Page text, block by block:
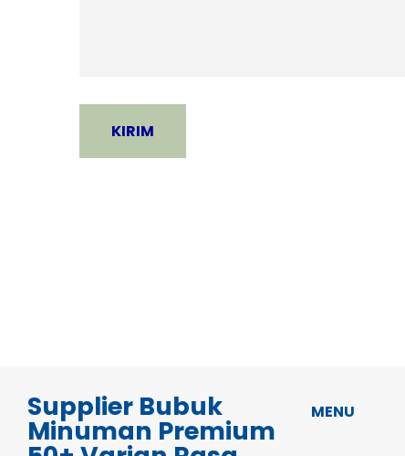
Supplier Bubuk
Minuman Premium
MENU